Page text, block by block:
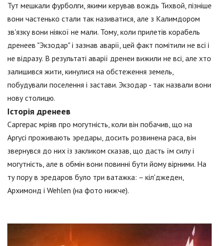
Тут мешкали фурболги, якими керував вождь Тихвой, пізніше
вони частенько стали так називатися, але з Калимдором
зв'язку вони ніякої не мали. Тому, коли прилетів корабель
дренеев "Экзодар" і зазнав аварії, цей факт помітили не всі і
не відразу. В результаті аварії дренеи вижили не всі, але хто
залишився жити, кинулися на обстеження земель,
побудували поселення і застави. Экзодар - так назвали вони
нову столицю.
Історія дренеев
Саргерас мріяв про могутність, коли він побачив, що на
Аргусі проживають эредары, досить розвинена раса, він
звернувся до них із закликом сказав, що дасть їм силу і
могутність, але в обмін вони повинні бути йому вірними. На
ту пору в эредаров було три ватажка: – кіл'джеден,
Архимонд і Wehlen (на фото нижче).